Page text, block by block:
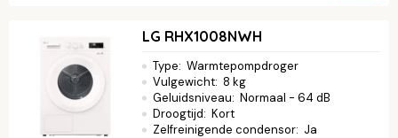
LG RHX1008NWH
Type: Warmtepompdroger
Vulgewicht: 8 kg
Geluidsniveau: Normaal - 64 dB
Droogtijd: Kort
Zelfreinigende condensor: Ja